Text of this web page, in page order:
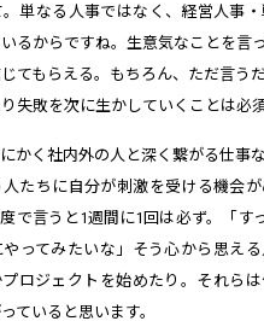
単なる人事ではなく、経営人事
るからですね。生意気なことを言
てもらえる。もちろん、ただ言う
失敗を次に生かしていくことは必
かく社内外の人と深く繋がる仕事
たちに自分が刺激を受ける機会
で言うと1週間に1回は必ず。「す
やってみたいな」そう心から思え
プロジェクトを始めたり。それら
ていると思います。